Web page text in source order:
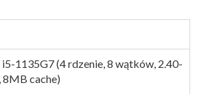
1135G7 (4 rdzenie, 8 wątków, 2.40-
8MB cache)